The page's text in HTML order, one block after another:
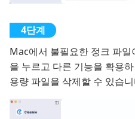
Mac에서 불필요한 정크 파
을 누르고 다른 기능을 확용
용량 파일을 삭제할 수 있습